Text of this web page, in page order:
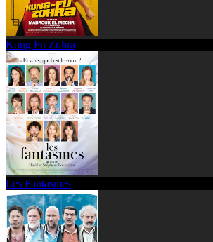
Kung Fu Zohra
Les Fantasmes